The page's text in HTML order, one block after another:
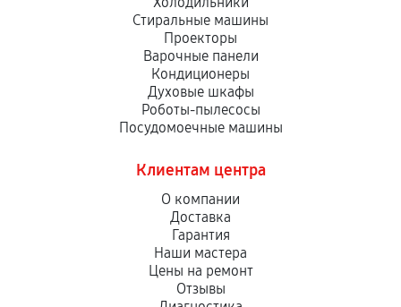
Стиральные машины
Проекторы
Варочные панели
Кондиционеры
Духовые шкафы
Роботы-пылесосы
Посудомоечные машины
Клиентам центра
О компании
Доставка
Гарантия
Наши мастера
Цены на ремонт
Отзывы